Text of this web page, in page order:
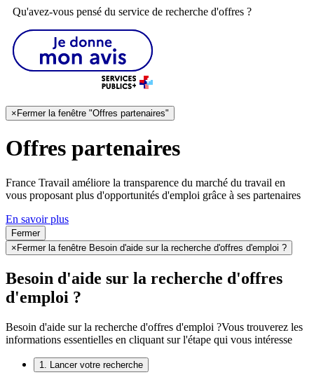
Qu'avez-vous pensé du service de recherche d'offres ?
× Fermer la fenêtre "Offres partenaires"
Offres partenaires
France Travail améliore la transparence du marché du travail en
vous proposant plus d'opportunités d'emploi grâce à ses partenaires
En savoir plus
Fermer
× Fermer la fenêtre Besoin d'aide sur la recherche d'offres d'emploi ?
Besoin d'aide sur la recherche d'offres
d'emploi ?
Besoin d'aide sur la recherche d'offres d'emploi ?Vous trouverez les
informations essentielles en cliquant sur l'étape qui vous intéresse
1. Lancer votre recherche